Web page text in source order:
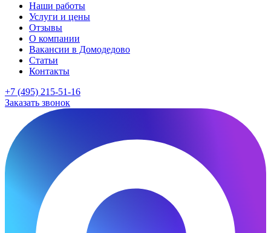
Наши работы
Услуги и цены
Отзывы
О компании
Вакансии в Домодедово
Статьи
Контакты
+7 (495) 215-51-16
Заказать звонок